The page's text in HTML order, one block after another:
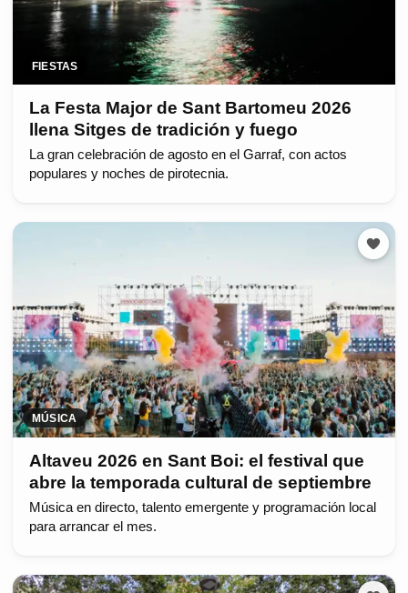
FIESTAS
La Festa Major de Sant Bartomeu 2026
llena Sitges de tradición y fuego
La gran celebración de agosto en el Garraf, con actos
populares y noches de pirotecnia.
MÚSICA
Altaveu 2026 en Sant Boi: el festival que
abre la temporada cultural de septiembre
Música en directo, talento emergente y programación local
para arrancar el mes.